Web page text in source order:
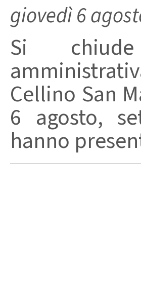
giovedì 6
Si chiude
Cellino San
6 agosto,
hanno